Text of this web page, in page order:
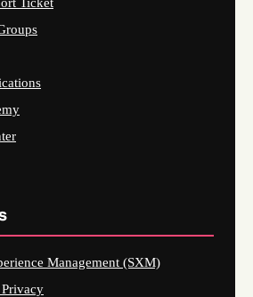
Management (SXM)